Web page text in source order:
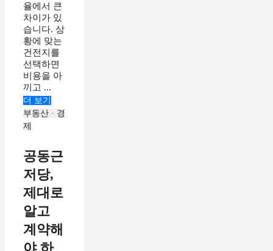
율에서 큰
차이가 있
습니다. 상
황에 맞는
건전지를
선택하면
비용을 아
끼고 ...
더 보기
부동산 · 경
제
공동근
저당,
제대로
알고
계약해
야 하